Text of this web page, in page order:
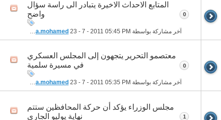
المتابع الاحداث الاخيرة يتبادر الى راسة سؤال
واضح
آخر مشاركة بواسطة habiba.mohamed 23 - 7 - 2011 05:45 PM
0
معتصمو التحرير يتجهون إلى المجلس العسكري
في مسيرة سلمية
آخر مشاركة بواسطة habiba.mohamed 23 - 7 - 2011 05:35 PM
0
مجلس الوزراء يؤكد أن حركة المحافظين ستتم
نهاية يوليو الجاري
1